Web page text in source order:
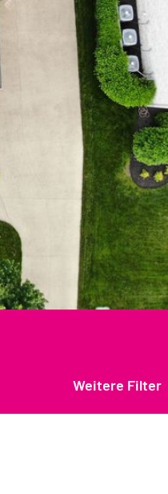
Weitere Filter